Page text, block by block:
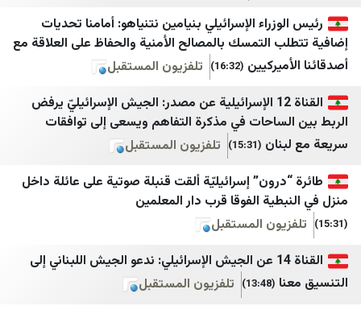
LBC
الوكالة الوطنية للإعلام
بتوقيت بيروت
سيدر نيوز
لبنان 23
لبنان 24
النشرة
التيار الوطني الحر
BBC TURK
Sputnik Türkiye
61SAAT
akit
Haber3
Habertürk
Gazete Vatan
الإسرائيلي بنيامين نتنياهو: أمامنا تحديات
التمسك بالمصالح الأمنية والحفاظ على العلاقة مع
(16:32)
تلفزيون المستقبل
القناة 12 الإسرائيلية عن مصدر: الجيش الإسرائيليّ يرفض
في مذكرة التفاهم ويسعى إلى توافقات
(15:31)
تلفزيون المستقبل
إسرائيليّة ألقت قنبلة صوتية على عائلة داخل
الفوقا قرب دار المعلمين
المستقبل
القناة 14 عن الجيش الإسرائيلي: ندعو الجيش اللبناني إلى
تلفزيون المستقبل